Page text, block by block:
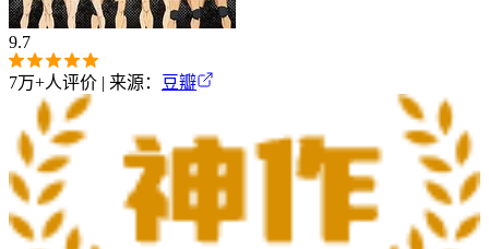
9.7
7万+人评价 | 来源： 豆瓣